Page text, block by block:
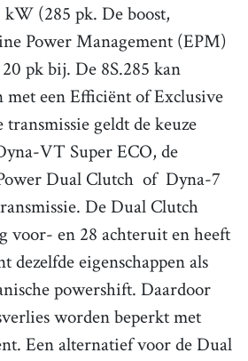
(285 pk. De boost,
Power Management (EPM)
pk bij. De 8S.285 kan
een Efficiënt of Exclusive
geldt de keuze
VT Super ECO, de
Dual Clutch of Dyna-7
De Dual Clutch
voor- en 28 achteruit en heeft
dezelfde eigenschappen als
powershift. Daardoor
worden beperkt met
Een alternatief voor de Dual